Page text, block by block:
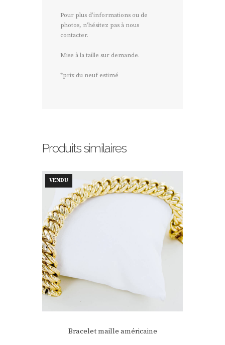
Pour plus d’informations ou de
photos, n’hésitez pas à nous
contacter.
Mise à la taille sur demande.
*prix du neuf estimé
Produits similaires
VENDU
Bracelet maille américaine